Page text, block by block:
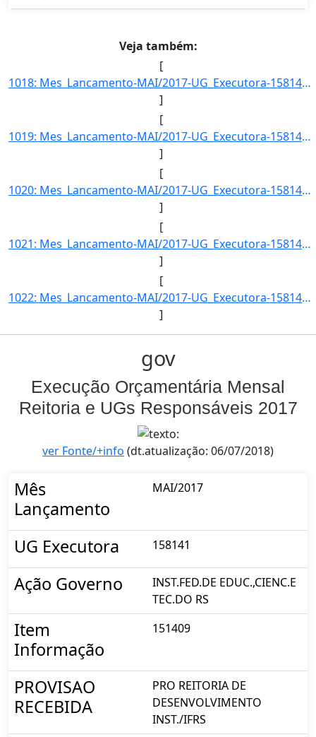
Veja também:
[
1018: Mes_Lancamento-MAI/2017-UG_Executora-158141-Acao_Governo-INST.FED.DE_EDUC.-CIENC.E_TEC.DO_RS-Item_In]
]
[
1019: Mes_Lancamento-MAI/2017-UG_Executora-158141-Acao_Governo-INST.FED.DE_EDUC.-CIENC.E_TEC.DO_RS-Item_In]
]
[
1020: Mes_Lancamento-MAI/2017-UG_Executora-158141-Acao_Governo-INST.FED.DE_EDUC.-CIENC.E_TEC.DO_RS-Item_In]
]
[
1021: Mes_Lancamento-MAI/2017-UG_Executora-158141-Acao_Governo-INST.FED.DE_EDUC.-CIENC.E_TEC.DO_RS-Item_In]
]
[
1022: Mes_Lancamento-MAI/2017-UG_Executora-158141-Acao_Governo-INST.FED.DE_EDUC.-CIENC.E_TEC.DO_RS-Item_In]
]
gov
Execução Orçamentária Mensal
Reitoria e UGs Responsáveis 2017
ver Fonte/+info (dt.atualização: 06/07/2018)
Mês
Lançamento
MAI/2017
UG Executora 158141
Ação Governo
INST.FED.DE EDUC.,CIENC.E
TEC.DO RS
Item
Informação
151409
PROVISAO
RECEBIDA
PRO REITORIA DE
DESENVOLVIMENTO
INST./IFRS